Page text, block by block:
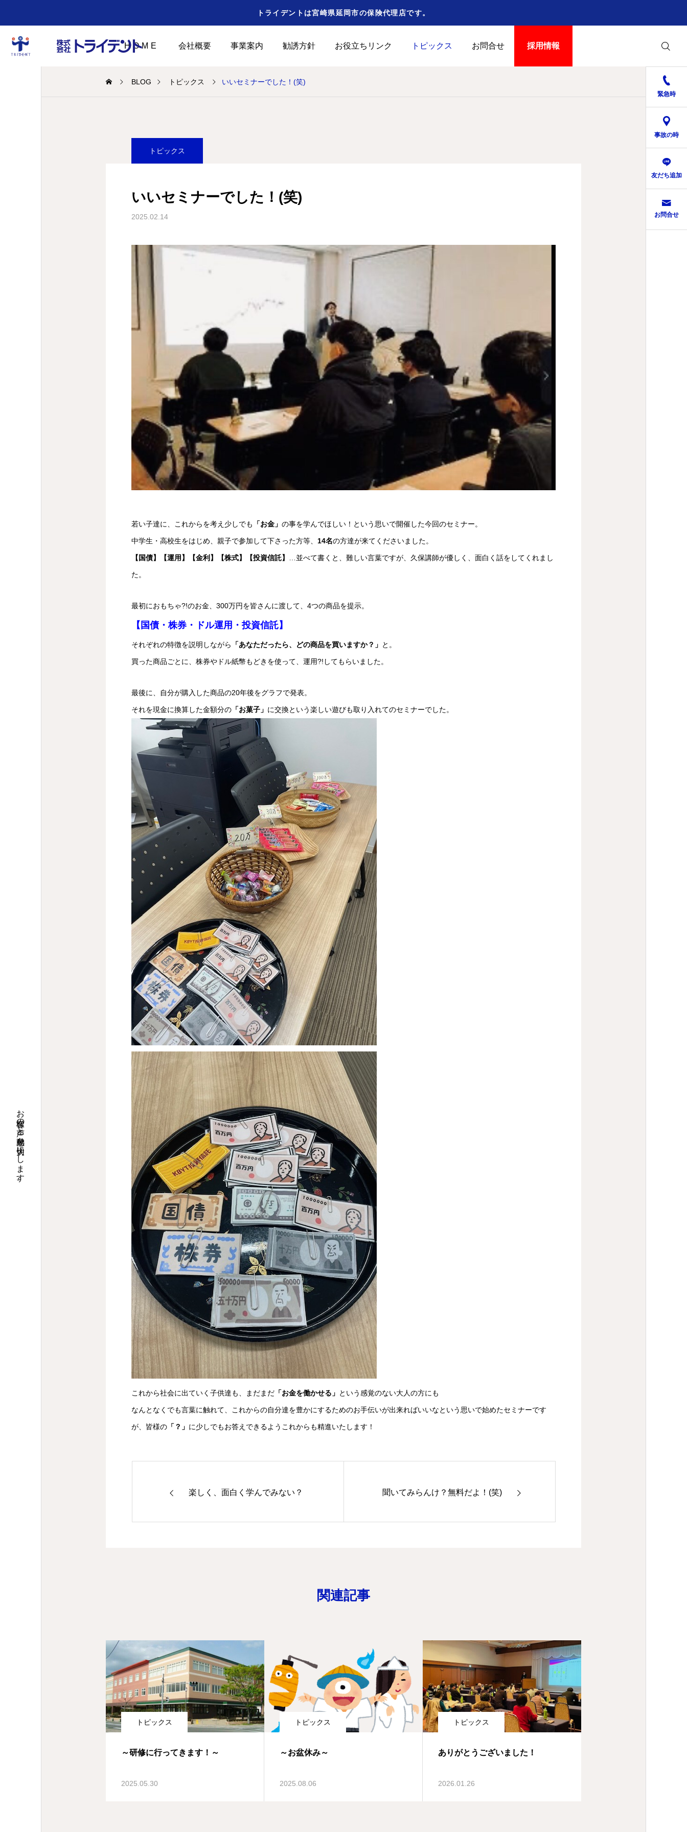
トライデントは宮崎県延岡市の保険代理店です。
HOME 会社概要 事業案内 勧誘方針 お役立ちリンク トピックス お問合せ 採用情報
お客様の声と感動を大切にします。
緊急時
事故の時
友だち追加
お問合せ
BLOG トピックス いいセミナーでした！(笑)
トピックス
いいセミナーでした！(笑)
2025.02.14
若い子達に、これからを考え少しでも 「お金」 の事を学んでほしい！という思いで開催した今回のセミナー。
中学生・高校生をはじめ、親子で参加して下さった方等、 14名の方達が来てくださいました。
【国債】【運用】【金利】【株式】【投資信託】 …並べて書くと、難しい言葉ですが、久保講師が優しく、面白く話をしてくれまし
た。
最初におもちゃ?!のお金、300万円を皆さんに渡して、4つの商品を提示。
【国債・株券・ドル運用・投資信託】
それぞれの特徴を説明しながら 「あなただったら、どの商品を買いますか？」 と。
買った商品ごとに、株券やドル紙幣もどきを使って、運用?!してもらいました。
最後に、自分が購入した商品の20年後をグラフで発表。
それを現金に換算した金額分の 「お菓子」 に交換という楽しい遊びも取り入れてのセミナーでした。
これから社会に出ていく子供達も、まだまだ 「お金を働かせる」 という感覚のない大人の方にも
なんとなくでも言葉に触れて、これからの自分達を豊かにするためのお手伝いが出来ればいいなという思いで始めたセミナーです
が、皆様の 「？」 に少しでもお答えできるようこれからも精進いたします！
楽しく、面白く学んでみない？ 聞いてみらんけ？無料だよ！(笑)
関連記事
トピックス
～研修に行ってきます！～
2025.05.30
トピックス
～お盆休み～
2025.08.06
トピックス
ありがとうございました！
2026.01.26